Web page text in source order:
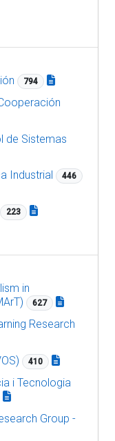
794
de Sistemas
Industrial 446
223
in
627
Research
410
i Tecnologia
Group -